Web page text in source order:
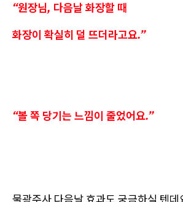
“원장님, 다음날 화장할 때
화장이 확실히 덜 뜨더라고요.”
“볼 쪽 당기는 느낌이 줄었어요.”